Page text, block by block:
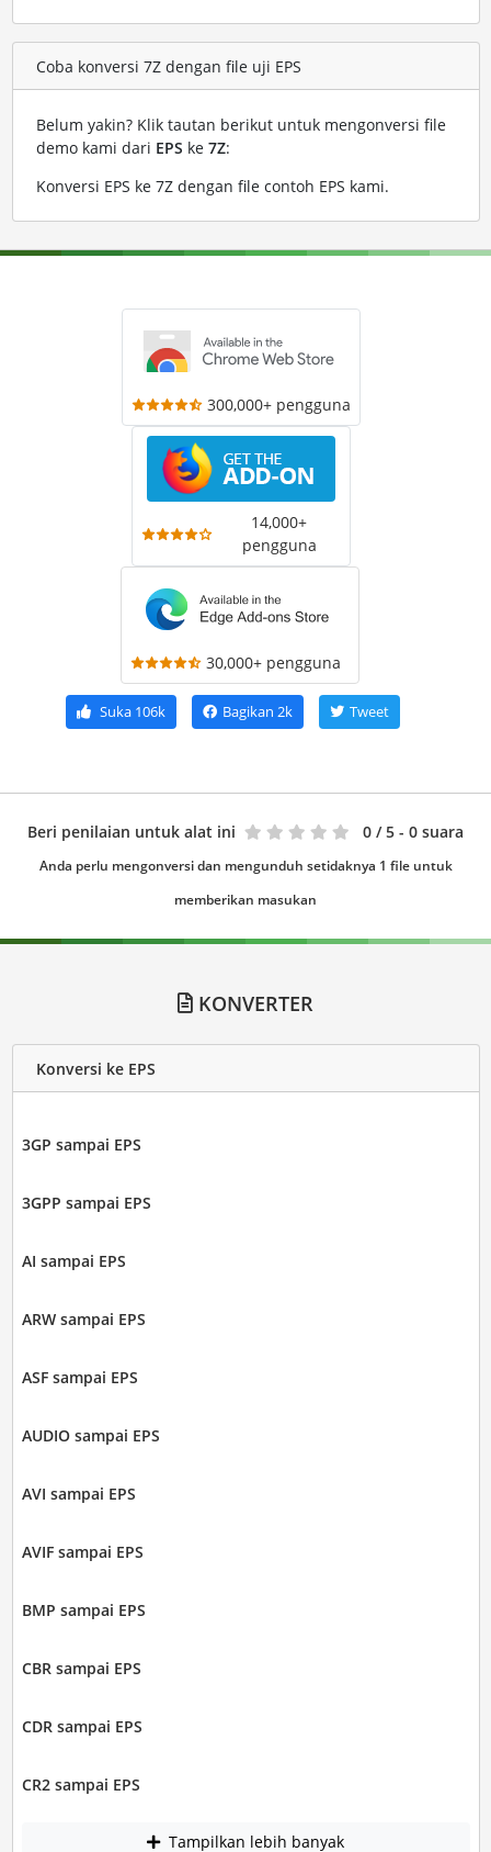
Coba konversi 7Z dengan file uji EPS
Belum yakin? Klik tautan berikut untuk mengonversi file
demo kami dari EPS ke 7Z:
Konversi EPS ke 7Z dengan file contoh EPS kami.
300,000+ pengguna
14,000+
pengguna
30,000+ pengguna
Suka106k Bagikan 2k Tweet
Beri penilaian untuk alat ini 0 / 5 - 0 suara
Anda perlu mengonversi dan mengunduh setidaknya 1 file untuk
memberikan masukan
KONVERTER
Konversi ke EPS
3GP sampai EPS
3GPP sampai EPS
AI sampai EPS
ARW sampai EPS
ASF sampai EPS
AUDIO sampai EPS
AVI sampai EPS
AVIF sampai EPS
BMP sampai EPS
CBR sampai EPS
CDR sampai EPS
CR2 sampai EPS
Tampilkan lebih banyak